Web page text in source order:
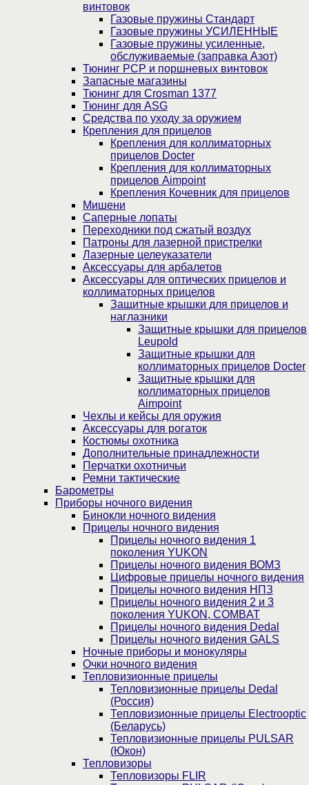
винтовок
Газовые пружины Стандарт
Газовые пружины УСИЛЕННЫЕ
Газовые пружины усиленные,
обслуживаемые (заправка Азот)
Тюнинг PCP и поршневых винтовок
Запасные магазины
Тюнинг для Crosman 1377
Тюнинг для ASG
Средства по уходу за оружием
Крепления для прицелов
Крепления для коллиматорных
прицелов Docter
Крепления для коллиматорных
прицелов Aimpoint
Крепления Кочевник для прицелов
Мишени
Саперные лопаты
Переходники под сжатый воздух
Патроны для лазерной пристрелки
Лазерные целеуказатели
Аксессуары для арбалетов
Аксессуары для оптических прицелов и
коллиматорных прицелов
Защитные крышки для прицелов и
наглазники
Защитные крышки для прицелов
Leupold
Защитные крышки для
коллиматорных прицелов Docter
Защитные крышки для
коллиматорных прицелов
Aimpoint
Чехлы и кейсы для оружия
Аксессуары для рогаток
Костюмы охотника
Дополнительные принадлежности
Перчатки охотничьи
Ремни тактические
Барометры
Приборы ночного видения
Бинокли ночного видения
Прицелы ночного видения
Прицелы ночного видения 1
поколения YUKON
Прицелы ночного видения ВОМЗ
Цифровые прицелы ночного видения
Прицелы ночного видения НПЗ
Прицелы ночного видения 2 и 3
поколения YUKON, COMBAT
Прицелы ночного видения Dedal
Прицелы ночного видения GALS
Ночные приборы и монокуляры
Очки ночного видения
Тепловизионные прицелы
Тепловизионные прицелы Dedal
(Россия)
Тепловизионные прицелы Electrooptic
(Беларусь)
Тепловизионные прицелы PULSAR
(Юкон)
Тепловизоры
Тепловизоры FLIR